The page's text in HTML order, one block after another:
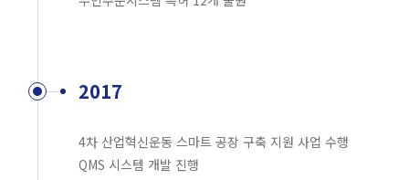
2017
4차 산업혁신운동 스마트 공장 구축 지원 사업 수행
QMS 시스템 개발 진행